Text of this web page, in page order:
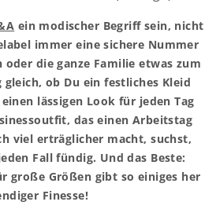
ein modischer Begriff sein, nicht
immer eine sichere Nummer
die ganze Familie etwas zum
ob Du ein festliches Kleid
lässigen Look für jeden Tag
das einen Arbeitstag
viel erträglicher macht, suchst,
Fall fündig. Und das Beste:
große Größen gibt so einiges her
Finesse!